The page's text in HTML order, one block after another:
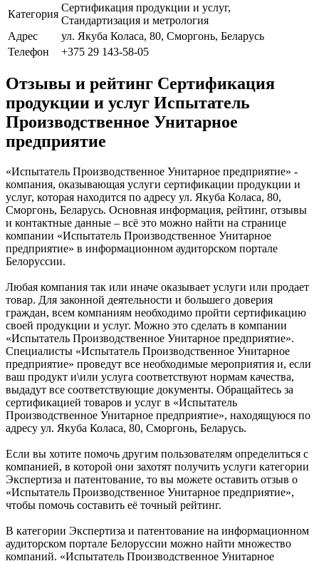
Категория
Сертификация продукции и услуг,
Стандартизация и метрология
Адрес
ул. Якуба Коласа, 80, Сморгонь, Беларусь
Телефон
+375 29 143-58-05
Отзывы и рейтинг Сертификация
продукции и услуг Испытатель
Производственное Унитарное
предприятие
«Испытатель Производственное Унитарное предприятие» -
компания, оказывающая услуги сертификации продукции и
услуг, которая находится по адресу ул. Якуба Коласа, 80,
Сморгонь, Беларусь. Основная информация, рейтинг, отзывы
и контактные данные – всё это можно найти на странице
компании «Испытатель Производственное Унитарное
предприятие» в информационном аудиторском портале
Белоруссии.
Любая компания так или иначе оказывает услуги или продает
товар. Для законной деятельности и большего доверия
граждан, всем компаниям необходимо пройти сертификацию
своей продукции и услуг. Можно это сделать в компании
«Испытатель Производственное Унитарное предприятие».
Специалисты «Испытатель Производственное Унитарное
предприятие» проведут все необходимые мероприятия и, если
ваш продукт и\или услуга соответствуют нормам качества,
выдадут все соответствующие документы. Обращайтесь за
сертификацией товаров и услуг в «Испытатель
Производственное Унитарное предприятие», находящуюся по
адресу ул. Якуба Коласа, 80, Сморгонь, Беларусь.
Если вы хотите помочь другим пользователям определиться с
компанией, в которой они захотят получить услуги категории
Экспертиза и патентование, то вы можете оставить отзыв о
«Испытатель Производственное Унитарное предприятие»,
чтобы помочь составить её точный рейтинг.
В категории Экспертиза и патентование на информационном
аудиторском портале Белоруссии можно найти множество
компаний. «Испытатель Производственное Унитарное